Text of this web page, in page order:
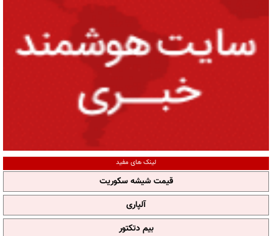
لینک های مفید
قیمت شیشه سکوریت
آلپاری
بیم دتکتور